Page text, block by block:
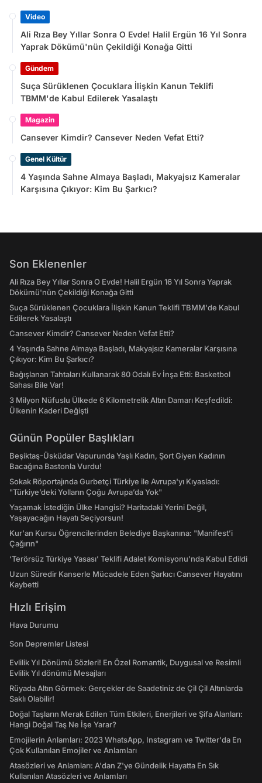
Video
Ali Rıza Bey Yıllar Sonra O Evde! Halil Ergün 16 Yıl Sonra
Yaprak Dökümü'nün Çekildiği Konağa Gitti
Gündem
Suça Sürüklenen Çocuklara İlişkin Kanun Teklifi
TBMM'de Kabul Edilerek Yasalaştı
Magazin
Cansever Kimdir? Cansever Neden Vefat Etti?
Genel Kültür
4 Yaşında Sahne Almaya Başladı, Makyajsız Kameralar
Karşısına Çıkıyor: Kim Bu Şarkıcı?
Son Eklenenler
Ali Rıza Bey Yıllar Sonra O Evde! Halil Ergün 16 Yıl Sonra Yaprak
Dökümü'nün Çekildiği Konağa Gitti
Suça Sürüklenen Çocuklara İlişkin Kanun Teklifi TBMM'de Kabul
Edilerek Yasalaştı
Cansever Kimdir? Cansever Neden Vefat Etti?
4 Yaşında Sahne Almaya Başladı, Makyajsız Kameralar Karşısına
Çıkıyor: Kim Bu Şarkıcı?
Bağışlanan Tahtaları Kullanarak 80 Odalı Ev İnşa Etti: Basketbol
Sahası Bile Var!
3 Milyon Nüfuslu Ülkede 6 Kilometrelik Altın Damarı Keşfedildi:
Ülkenin Kaderi Değişti
Günün Popüler Başlıkları
Beşiktaş-Üsküdar Vapurunda Yaşlı Kadın, Şort Giyen Kadının
Bacağına Bastonla Vurdu!
Sokak Röportajında Gurbetçi Türkiye ile Avrupa'yı Kıyasladı:
"Türkiye’deki Yolların Çoğu Avrupa’da Yok"
Yaşamak İstediğin Ülke Hangisi? Haritadaki Yerini Değil,
Yaşayacağın Hayatı Seçiyorsun!
Kur'an Kursu Öğrencilerinden Belediye Başkanına: "Manifest’i
Çağırın"
‘Terörsüz Türkiye Yasası’ Teklifi Adalet Komisyonu'nda Kabul Edildi
Uzun Süredir Kanserle Mücadele Eden Şarkıcı Cansever Hayatını
Kaybetti
Hızlı Erişim
Hava Durumu
Son Depremler Listesi
Evlilik Yıl Dönümü Sözleri! En Özel Romantik, Duygusal ve Resimli
Evlilik Yıl dönümü Mesajları
Rüyada Altın Görmek: Gerçekler de Saadetiniz de Çil Çil Altınlarda
Saklı Olabilir!
Doğal Taşların Merak Edilen Tüm Etkileri, Enerjileri ve Şifa Alanları:
Hangi Doğal Taş Ne İşe Yarar?
Emojilerin Anlamları: 2023 WhatsApp, Instagram ve Twitter'da En
Çok Kullanılan Emojiler ve Anlamları
Atasözleri ve Anlamları: A'dan Z'ye Gündelik Hayatta En Sık
Kullanılan Atasözleri ve Anlamları